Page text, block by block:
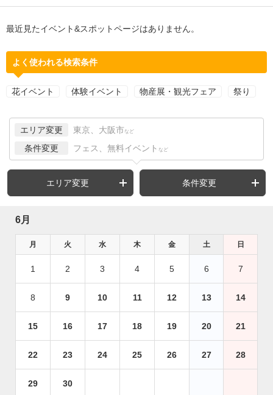
最近見たイベント&スポットページはありません。
よく使われる検索条件
花イベント 体験イベント 物産展・観光フェア 祭り
エリア変更 東京、大阪市 など
条件変更 フェス、無料イベント など
エリア変更 条件変更
6月
月 火 水 木 金 土 日
1 2 3 4 5 6 7
8 9 10 11 12 13 14
15 16 17 18 19 20 21
22 23 24 25 26 27 28
29 30